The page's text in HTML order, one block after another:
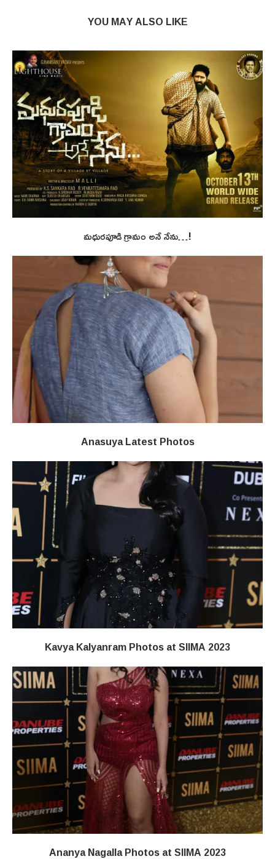
YOU MAY ALSO LIKE
మధురపూడి గ్రామం అనే నేను…!
Anasuya Latest Photos
Kavya Kalyanram Photos at SIIMA 2023
Ananya Nagalla Photos at SIIMA 2023